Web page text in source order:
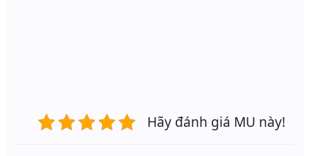
Hãy đánh giá MU này!